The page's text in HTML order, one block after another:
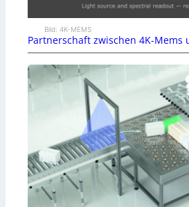
Bild: 4K-MEMS
Partnerschaft zwischen 4K-Mems